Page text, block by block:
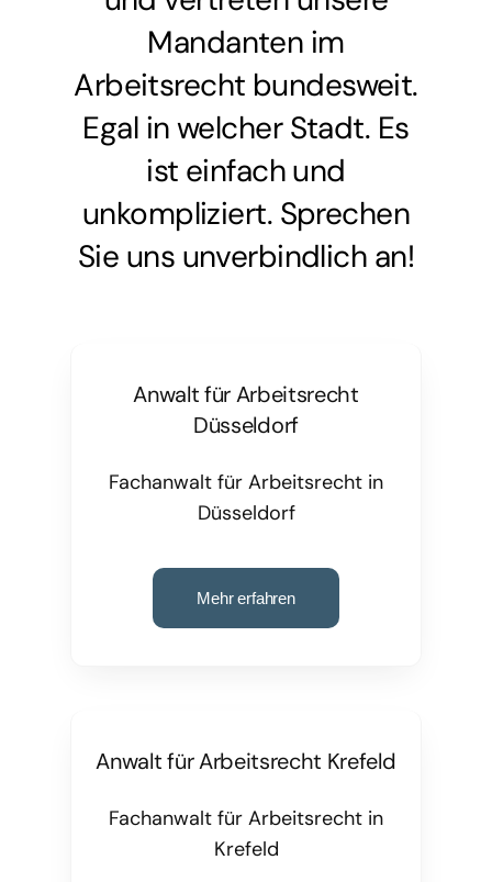
Mandanten im
Arbeitsrecht bundesweit.
Egal in welcher Stadt. Es
ist einfach und
unkompliziert. Sprechen
Sie uns unverbindlich an!
Anwalt für Arbeitsrecht
Düsseldorf
Fachanwalt für Arbeitsrecht in
Düsseldorf
Mehr erfahren
Anwalt für Arbeitsrecht Krefeld
Fachanwalt für Arbeitsrecht in
Krefeld